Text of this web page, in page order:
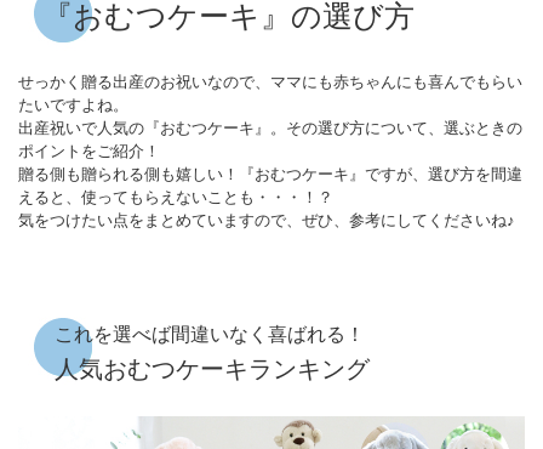
『おむつケーキ』の選び方
せっかく贈る出産のお祝いなので、ママにも赤ちゃんにも喜んでもらい
たいですよね。
出産祝いで人気の『おむつケーキ』。その選び方について、選ぶときの
ポイントをご紹介！
贈る側も贈られる側も嬉しい！『おむつケーキ』ですが、選び方を間違
えると、使ってもらえないことも・・・！？
気をつけたい点をまとめていますので、ぜひ、参考にしてくださいね♪
これを選べば間違いなく喜ばれる！
人気おむつケーキランキング